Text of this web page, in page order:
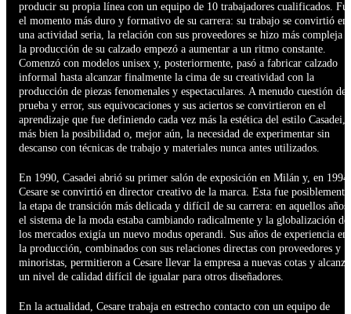
producir su propia línea con un equipo de 10 trabajadores cualificados.
el momento más duro y formativo de su carrera: su trabajo se convirtió en
una actividad seria, la relación con sus proveedores se hizo más compleja y
la producción de su calzado empezó a aumentar a un ritmo constante.
Comenzó con modelos unisex y, posteriormente, pasó a fabricar calzado
informal hasta alcanzar finalmente la cima de su creatividad con la
producción de piezas fenomenales y espectaculares. A menudo cuestión de
prueba y error, sus equivocaciones y sus aciertos se convirtieron en el
aprendizaje que fue definiendo cada vez más la estética del estilo Casadei,
más bien la posibilidad o, mejor aún, la necesidad de experimentar sin
descanso con técnicas de trabajo y materiales nunca antes utilizados.
En 1990, Casadei abrió su primer salón de exposición en Milán y, en 1994,
Cesare se convirtió en director creativo de la marca. Esta fue posiblemente
la etapa de transición más delicada y difícil de su carrera: en aquellos años,
el sistema de la moda estaba cambiando radicalmente y la globalización de
los mercados exigía un nuevo modus operandi. Sus años de experiencia en
la producción, combinados con sus relaciones directas con proveedores y
minoristas, permitieron a Cesare llevar la empresa a nuevas cotas y
un nivel de calidad difícil de igualar para otros diseñadores.
En la actualidad, Cesare trabaja en estrecho contacto con un equipo de